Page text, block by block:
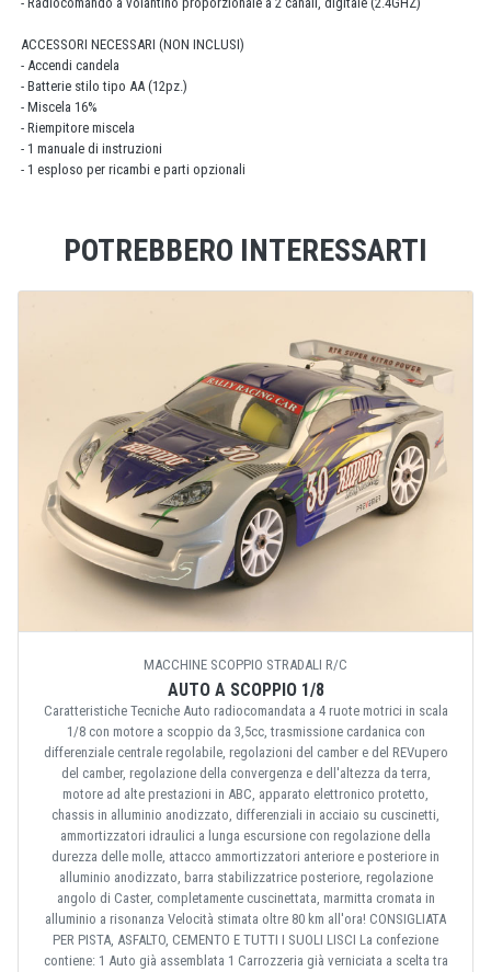
ACCESSORI NECESSARI (NON INCLUSI)
- Accendi candela
- Batterie stilo tipo AA (12pz.)
- Miscela 16%
- Riempitore miscela
- 1 manuale di instruzioni
- 1 esploso per ricambi e parti opzionali
POTREBBERO INTERESSARTI
MACCHINE SCOPPIO STRADALI R/C
AUTO A SCOPPIO 1/8
Caratteristiche Tecniche Auto radiocomandata a 4 ruote motrici in scala
1/8 con motore a scoppio da 3,5cc, trasmissione cardanica con
differenziale centrale regolabile, regolazioni del camber e del REVupero
del camber, regolazione della convergenza e dell'altezza da terra,
motore ad alte prestazioni in ABC, apparato elettronico protetto,
chassis in alluminio anodizzato, differenziali in acciaio su cuscinetti,
ammortizzatori idraulici a lunga escursione con regolazione della
durezza delle molle, attacco ammortizzatori anteriore e posteriore in
alluminio anodizzato, barra stabilizzatrice posteriore, regolazione
angolo di Caster, completamente cuscinettata, marmitta cromata in
alluminio a risonanza Velocità stimata oltre 80 km all'ora! CONSIGLIATA
PER PISTA, ASFALTO, CEMENTO E TUTTI I SUOLI LISCI La confezione
contiene: 1 Auto già assemblata 1 Carrozzeria già verniciata a scelta tra